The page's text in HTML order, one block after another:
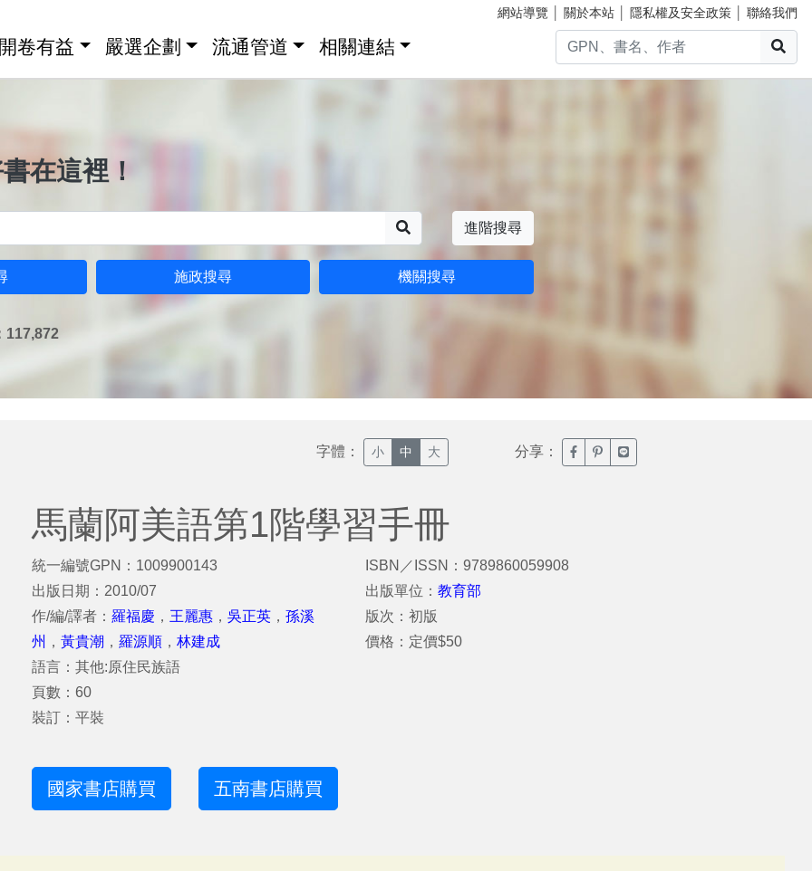
網站導覽 關於本站 隱私權及安全政策 聯絡我們
卷有益 嚴選企劃 流通管道 相關連結
在這裡！
進階搜尋
施政搜尋 機關搜尋
117,872
字體： 小 中 大 分享： 臉書分享(另開新視窗)
噗浪分享(另開新視窗)
Line分享(另開新視窗)
馬蘭阿美語第1階學習手冊
統一編號GPN：1009900143
出版日期：2010/07
作/編/譯者： 羅福慶 ， 王麗惠 ， 吳正英 ， 孫溪
州 ， 黃貴潮 ， 羅源順 ， 林建成
語言：其他:原住民族語
頁數：60
裝訂：平裝
ISBN／ISSN：9789860059908
出版單位：教育部
版次：初版
價格：定價$50
國家書店購買 五南書店購買